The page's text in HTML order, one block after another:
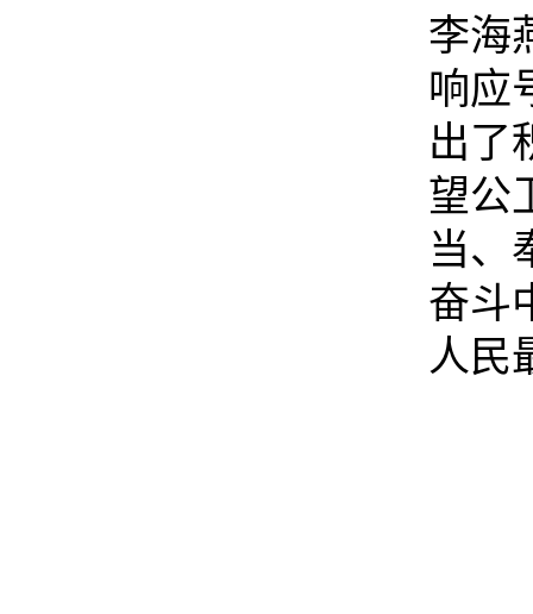
李海
响应
出了
望公
当、
奋斗
人民